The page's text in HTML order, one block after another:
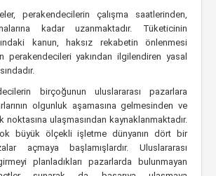
perakendecilerin çalışma saatlerinden,
kadar uzanmaktadır. Tüketicinin
kanun, haksız rekabetin önlenmesi
perakendecileri yakından ilgilendiren yasal
birçoğunun uluslararası pazarlara
olgunluk aşamasına gelmesinden ve
noktasına ulaşmasından kaynaklanmaktadır.
büyük ölçekli işletme dünyanın dört bir
açmaya başlamışlardır. Uluslararası
planladıkları pazarlarda bulunmayan